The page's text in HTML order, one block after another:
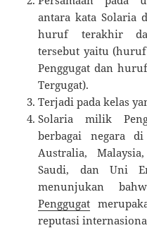
antara kata Solaria
huruf terakhir
tersebut yaitu
Penggugat dan
Tergugat).
Terjadi pada kelas
Solaria milik
berbagai negara
Australia,
Saudi, dan Uni
menunjukan
Penggugat
reputasi